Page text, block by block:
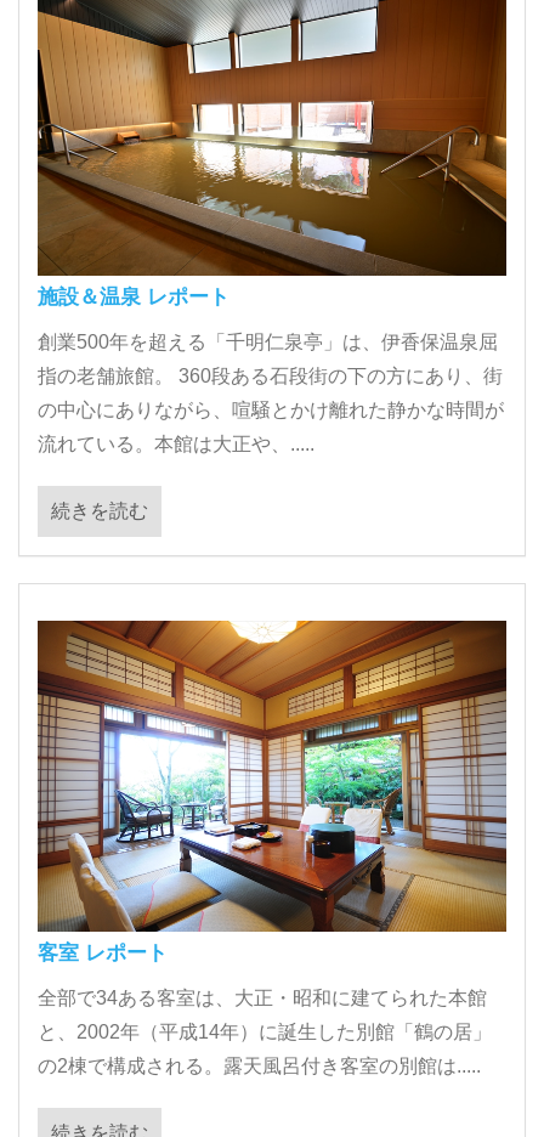
施設＆温泉 レポート
創業500年を超える「千明仁泉亭」は、伊香保温泉屈
指の老舗旅館。 360段ある石段街の下の方にあり、街
の中心にありながら、喧騒とかけ離れた静かな時間が
流れている。本館は大正や、.....
続きを読む
客室 レポート
全部で34ある客室は、大正・昭和に建てられた本館
と、2002年（平成14年）に誕生した別館「鶴の居」
の2棟で構成される。露天風呂付き客室の別館は.....
続きを読む